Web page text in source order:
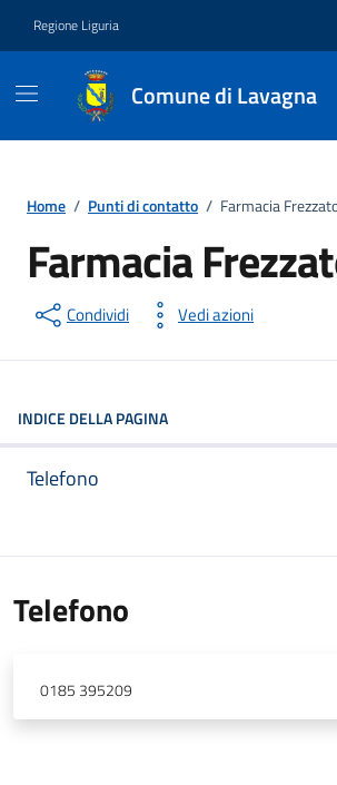
Regione Liguria
Comune di Lavagna
Home / Punti di contatto / Farmacia
Farmacia
Punto di contatto
Condividi Vedi azioni
INDICE DELLA PAGINA
Telefono
Telefono
0185 395209